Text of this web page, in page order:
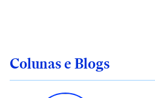
Colunas e Blogs